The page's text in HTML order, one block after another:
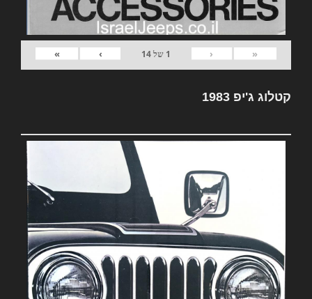
«
‹
1 של14
›
»
קטלוג ג'יפ 1983